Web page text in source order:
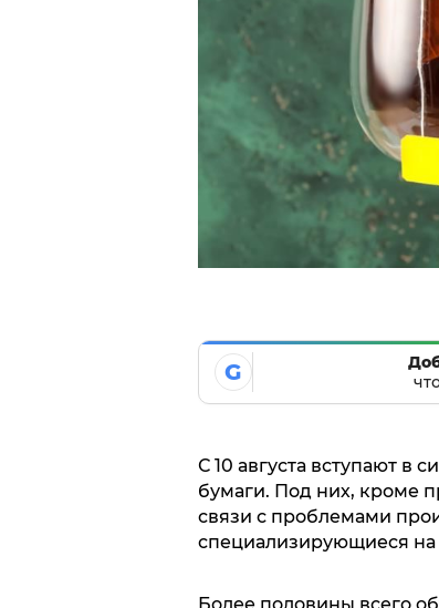
G
С 10 августа вступают в
бумаги. Под них, кроме
связи с проблемами
специализирующиеся на
Более половины всего